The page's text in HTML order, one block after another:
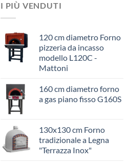
I PIÙ VENDUTI
120 cm diametro Forno
pizzeria da incasso
modello L120C -
Mattoni
160 cm diametro forno
a gas piano fisso G160S
130x130 cm Forno
tradizionale a Legna
"Terrazza Inox"